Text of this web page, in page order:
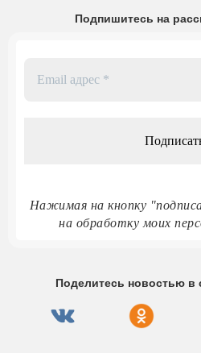
Подпишитесь на
Нажимая на кнопку
на обработку моих
Поделитесь новостью в